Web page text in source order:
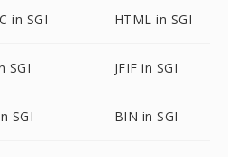
in SGI HTML in SGI
SGI JFIF in SGI
SGI BIN in SGI